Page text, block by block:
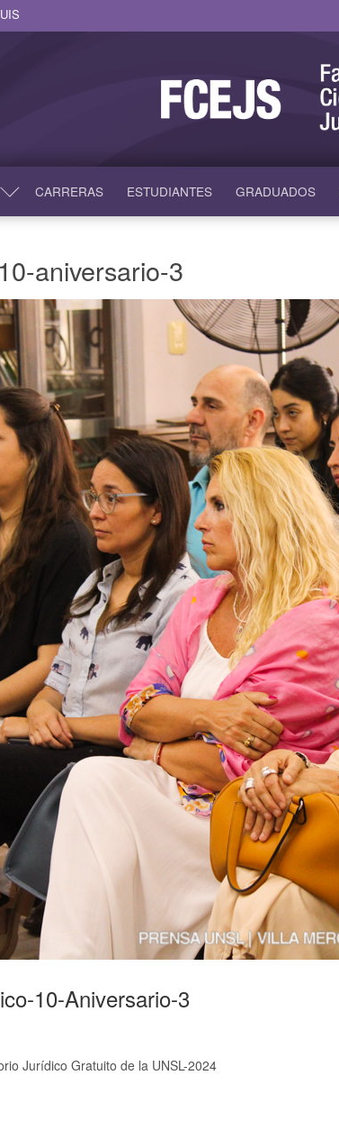
CARRERAS ESTUDIANTES GRADUADOS
aniversario-3
10-Aniversario-3
Jurídico Gratuito de la UNSL-2024